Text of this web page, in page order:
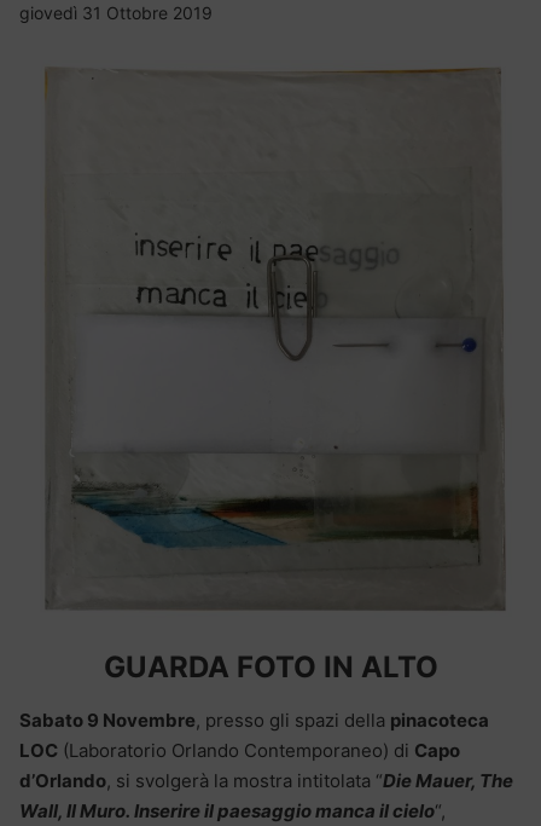
giovedì 31 Ottobre 2019
GUARDA FOTO IN ALTO
Sabato 9 Novembre, presso gli spazi della pinacoteca
LOC (Laboratorio Orlando Contemporaneo) di Capo
d’Orlando, si svolgerà la mostra intitolata “Die Mauer, The
Wall, Il Muro. Inserire il paesaggio manca il cielo“,